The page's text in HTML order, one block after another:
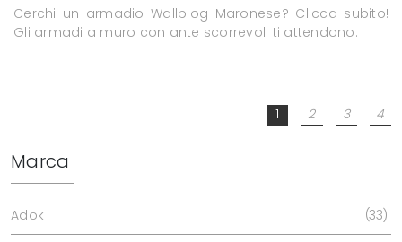
Cerchi un armadio Wallblog Maronese? Clicca subito!
Gli armadi a muro con ante scorrevoli ti attendono.
1 2 3 4
Marca
Adok 33